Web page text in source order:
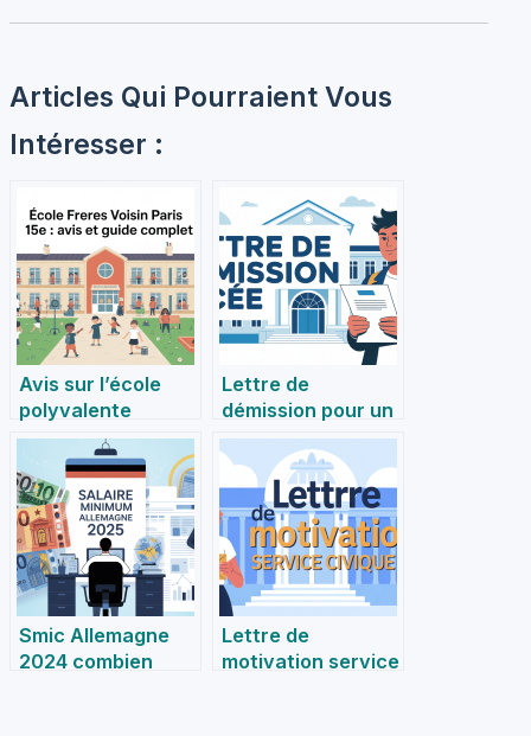
Articles Qui Pourraient Vous
Intéresser :
Avis sur l’école
polyvalente
publique Frères
Voisin à Paris :
retours, forces et
axes
d’amélioration
Lettre de
démission pour un
lycée : conseils
essentiels et
modèle pratique
Smic Allemagne
2024 combien
Lettre de
motivation service